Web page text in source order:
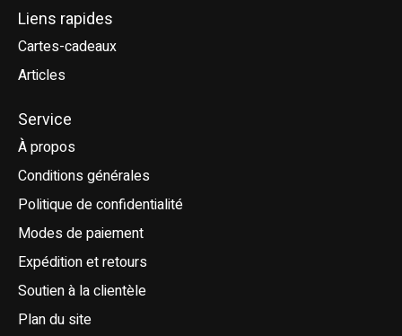
Liens rapides
Cartes-cadeaux
Articles
Service
À propos
Conditions générales
Politique de confidentialité
Modes de paiement
Expédition et retours
Soutien à la clientèle
Plan du site